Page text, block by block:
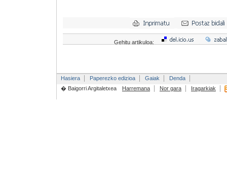
Gehitu artikuloa:
Hasiera Paperezko edizioa Gaiak
Denda
� Baigorri Argitaletxea
Harremana Nor gara Iragarkiak